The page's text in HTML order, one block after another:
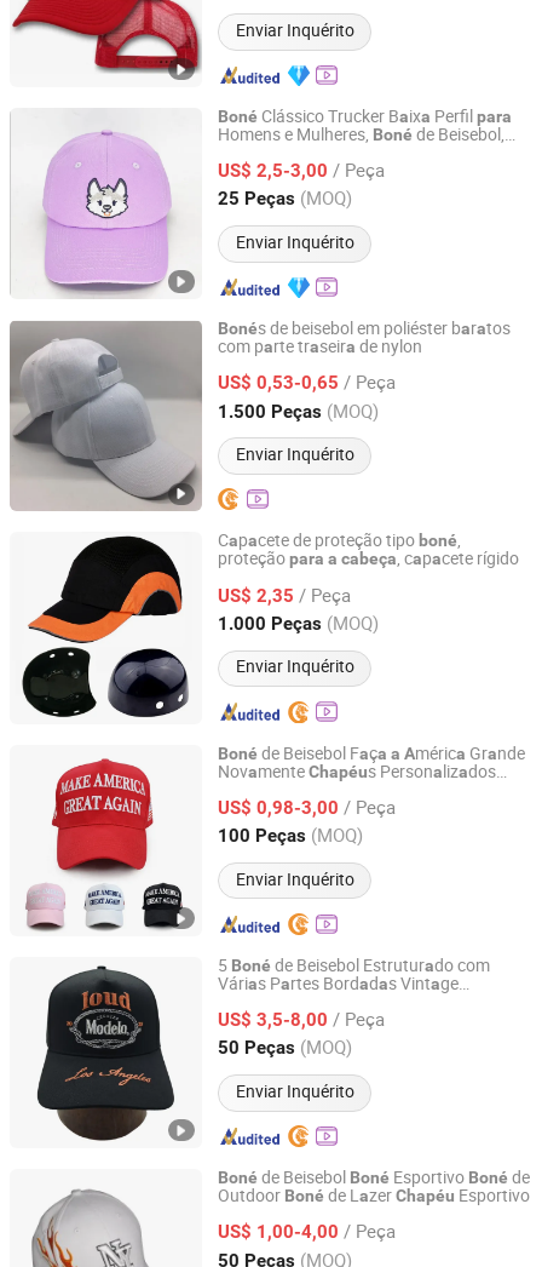
Enviar Inquérito
Boné Clássico Trucker Baixa Perfilpara
Homens e Mulheres, Boné de Beisebol,
BonéLiso
US$ 2,5-3,00 / Peça
25 Peças (MOQ)
Enviar Inquérito
Shijiazhuang Dongqi Technology Co., Ltd
Hebei, China Desde 2024
Bonés de beisebol em poliéster baratos
com parte traseira de nylon
US$ 0,53-0,65 / Peça
1.500 Peças (MOQ)
Enviar Inquérito
Qingdao Tangyi Trading Co., Ltd.
Shandong, China Desde 2025
Capacete de proteção tipo boné,
proteçãopara a cabeça, capacete rígido
US$ 2,35 / Peça
1.000 Peças (MOQ)
Enviar Inquérito
Jinhua Toper Safety Equipment Co., Ltd.
Zhejiang, China Desde 2016
Boné de Beisebol Faça a América Grande
NovamenteChapéus Personalizados
Bonés Esportivos
US$ 0,98-3,00 / Peça
100 Peças (MOQ)
Enviar Inquérito
Xiamen Folover Import &Export Co., Ltd.
Fujian, China Desde 2021
5 Boné de Beisebol Estruturado com
Várias Partes Bordadas Vintage
US$ 3,5-8,00 / Peça
50 Peças (MOQ)
Enviar Inquérito
Cangzhou Yangzi Import and Export Trade Co., Ltd.
Hebei, China Desde 2024
Boné de Beisebol Boné Esportivo Boné de
Outdoor Boné de LazerChapéu Esportivo
US$ 1,00-4,00 / Peça
50 Peças (MOQ)
Qingdao Guangjing Caps Co., Ltd.
Shandong, China Desde 2007